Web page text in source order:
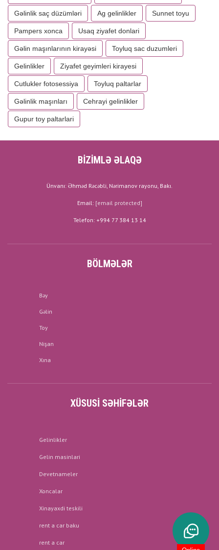
Gəlinlik saç düzümləri Ag gelinlikler Sunnet toyu
Pampers xonca Usaq ziyafet donlari
Gəlin maşınlarının kirayəsi Toyluq sac duzumleri
Gelinlikler Ziyafet geyimleri kirayesi
Cutlukler fotosessiya Toyluq paltarlar
Gəlinlik maşınları Cehrayi gelinlikler
Gupur toy paltarlari
BİZİMLƏ ƏLAQƏ
Ünvanı: Əhməd Rəcəbli, Nərimanov rayonu, Bakı.
Email: [email protected]
Telefon: +994 77 384 13 14
BÖLMƏLƏR
Bəy
Gəlin
Toy
Nişan
Xına
XÜSUSI SƏHIFƏLƏR
Gelinlikler
Gelin masinlari
Devetnameler
Xoncalar
Xinayaxdi teskili
rent a car baku
rent a car